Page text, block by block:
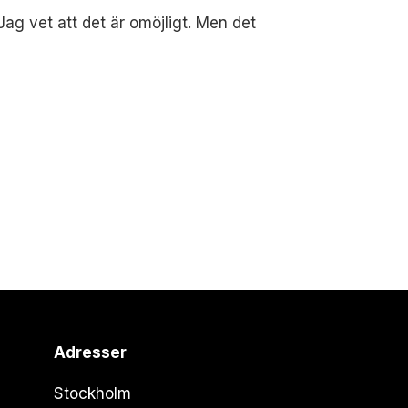
vet att det är omöjligt. Men det
Adresser
Stockholm